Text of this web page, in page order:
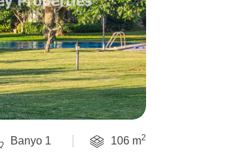
Banyo 1 106 m2